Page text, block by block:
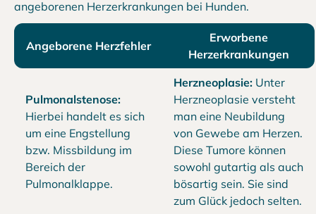
angeborenen Herzerkrankungen bei Hunden.
Angeborene Herzfehler
Erworbene
Herzerkrankungen
Pulmonalstenose:
Hierbei handelt es sich
um eine Engstellung
bzw. Missbildung im
Bereich der
Pulmonalklappe.
Herzneoplasie: Unter
Herzneoplasie versteht
man eine Neubildung
von Gewebe am Herzen.
Diese Tumore können
sowohl gutartig als auch
bösartig sein. Sie sind
zum Glück jedoch selten.